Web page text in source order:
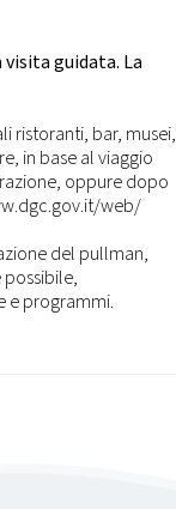
guidata. La
ristoranti, bar, musei,
in base al viaggio
oppure dopo
web/
del pullman,
e programmi.